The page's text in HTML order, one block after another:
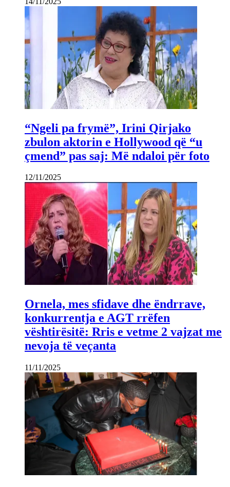
“Ngeli pa frymë”, Irini Qirjako
zbulon aktorin e Hollywood që “u
çmend” pas saj: Më ndaloi për foto
12/11/2025
Ornela, mes sfidave dhe ëndrrave,
konkurrentja e AGT rrëfen
vështirësitë: Rris e vetme 2 vajzat me
nevoja të veçanta
11/11/2025